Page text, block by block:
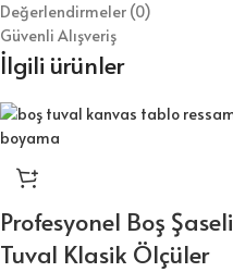
Değerlendirmeler (0)
Güvenli Alışveriş
İlgili ürünler
Profesyonel Boş Şaseli
Tuval Klasik Ölçüler